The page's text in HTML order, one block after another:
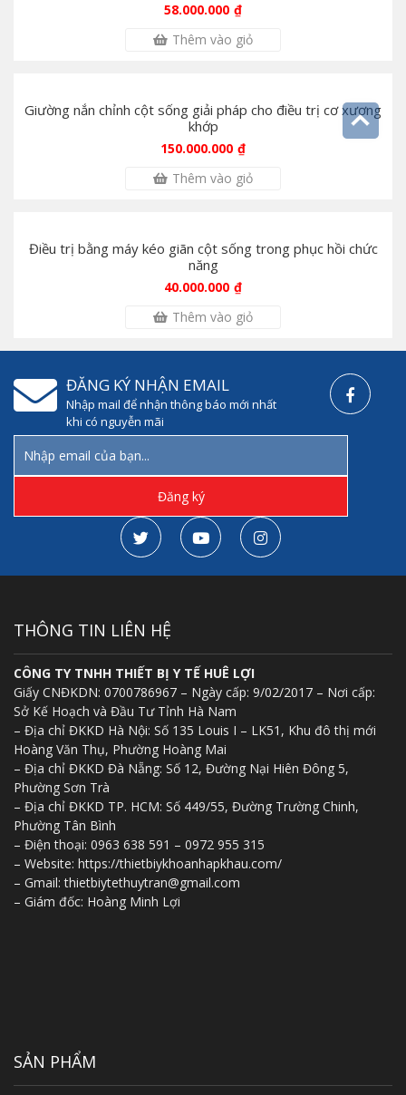
58.000.000 ₫
Thêm vào giỏ
Giường nắn chỉnh cột sống giải pháp cho điều trị cơ xương
khớp
150.000.000 ₫
Thêm vào giỏ
Điều trị bằng máy kéo giãn cột sống trong phục hồi chức
năng
40.000.000 ₫
Thêm vào giỏ
ĐĂNG KÝ NHẬN EMAIL
Nhập mail để nhận thông báo mới nhất
khi có nguyễn mãi
THÔNG TIN LIÊN HỆ
CÔNG TY TNHH THIẾT BỊ Y TẾ HUÊ LỢI
Giấy CNĐKDN: 0700786967 – Ngày cấp: 9/02/2017 – Nơi cấp:
Sở Kế Hoạch và Đầu Tư Tỉnh Hà Nam
– Địa chỉ ĐKKD Hà Nội: Số 135 Louis I – LK51, Khu đô thị mới
Hoàng Văn Thụ, Phường Hoàng Mai
– Địa chỉ ĐKKD Đà Nẵng: Số 12, Đường Nại Hiên Đông 5,
Phường Sơn Trà
– Địa chỉ ĐKKD TP. HCM: Số 449/55, Đường Trường Chinh,
Phường Tân Bình
– Điện thoại: 0963 638 591 – 0972 955 315
– Website: https://thietbiykhoanhapkhau.com/
– Gmail: thietbiytethuytran@gmail.com
– Giám đốc: Hoàng Minh Lợi
SẢN PHẨM